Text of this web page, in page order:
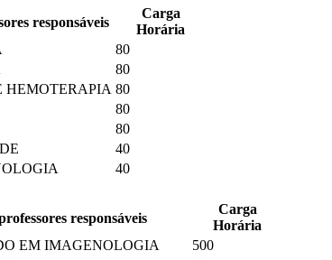
responsáveis
Carga
Horária
80
80
HEMOTERAPIA 80
80
80
40
40
responsáveis
Carga
Horária
EM IMAGENOLOGIA
500